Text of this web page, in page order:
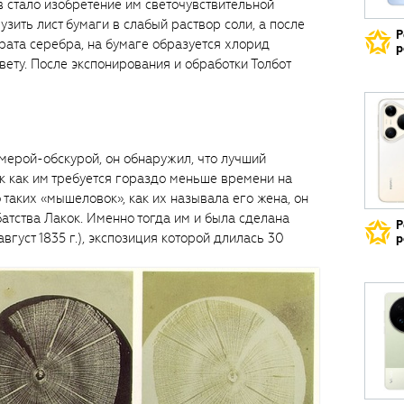
изобретение им светочувствительной
лист бумаги в слабый раствор соли, а после
серебра, на бумаге образуется хлорид
После экспонирования и обработки Толбот
обскурой, он обнаружил, что лучший
как им требуется гораздо меньше времени на
«мышеловок», как их называла его жена, он
Лакок. Именно тогда им и была сделана
1835 г.), экспозиция которой длилась 30